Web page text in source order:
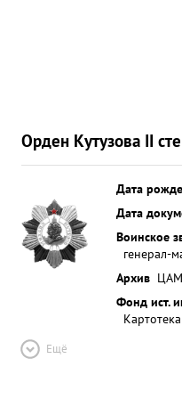
Орден Кутузова II
Дата
Дата
Воинское
генерал-
Архив
Фонд ист.
Ещё